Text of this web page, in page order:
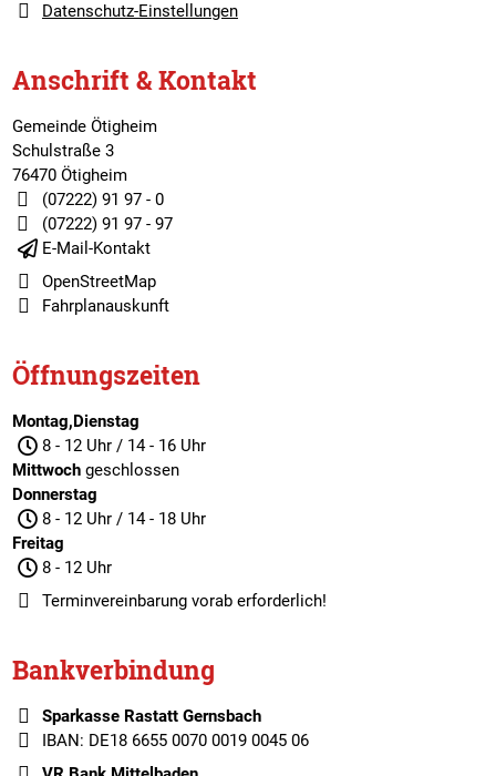
Datenschutz-Einstellungen
Anschrift & Kontakt
Gemeinde Ötigheim
Schulstraße 3
76470 Ötigheim
(07222) 91 97 - 0
(07222) 91 97 - 97
E-Mail-Kontakt
OpenStreetMap
Fahrplanauskunft
Öffnungszeiten
Montag,Dienstag
8 - 12 Uhr / 14 - 16 Uhr
Mittwochgeschlossen
Donnerstag
8 - 12 Uhr / 14 - 18 Uhr
Freitag
8 - 12 Uhr
Terminvereinbarungvorab erforderlich!
Bankverbindung
Sparkasse Rastatt Gernsbach
IBAN: DE18 6655 0070 0019 0045 06